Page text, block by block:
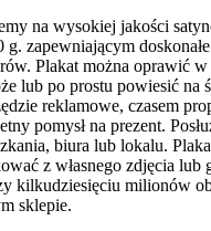
na wysokiej jakości
g. zapewniającym
Plakat można oprawić
lub po prostu powiesić na
reklamowe, czasem
pomysł na prezent.
biura lub lokalu.
z własnego zdjęcia lub
kilkudziesięciu milionów
sklepie.